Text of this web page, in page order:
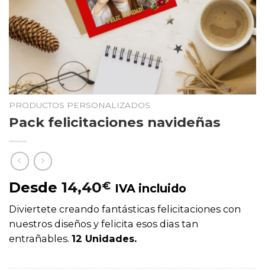
PRODUCTOS PERSONALIZADOS
Pack felicitaciones navideñas
Desde 14,40€ IVA incluido
Diviertete creando fantásticas felicitaciones con
nuestros diseños y felicita esos dias tan
entrañables. 12 Unidades.